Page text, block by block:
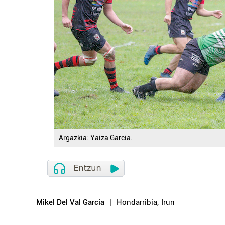
Argazkia: Yaiza Garcia.
Mikel Del Val Garcia Hondarribia, Irun